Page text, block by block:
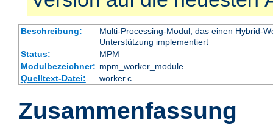
Beschreibung:
Multi-Processing-Modul, das einen Hybrid-
Unterstützung implementiert
Status:
MPM
Modulbezeichner: mpm_worker_module
Quelltext-Datei:
worker.c
Zusammenfassung